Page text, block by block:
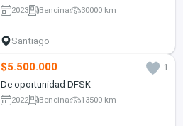
2023 Bencina 30000 km
Santiago
$5.500.000
1
De oportunidad DFSK
2022 Bencina 13500 km